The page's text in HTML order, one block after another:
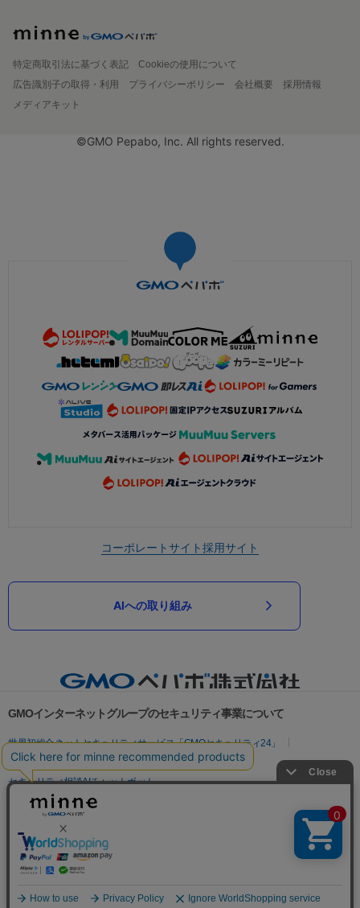
特定商取引法に基づく表記
Cookieの使用について
広告識別子の取得・利用
プライバシーポリシー 会社概要
採用情報
メディアキット
©GMO Pepabo, Inc. All rights reserved.
コーポレートサイト採用サイト
AIへの取り組み
GMOインターネットグループのセキュリティ事業について
世界初総合ネットセキュリティサービス「GMOセキュリティ24」
パスワード漏洩診断
Webサイトリスク診断
セキュリティ相談AIチャットボット
実在証明・盗聴対策
サイバー攻撃対策（GMO Flatt Security）
セキュリティ事業の軌跡